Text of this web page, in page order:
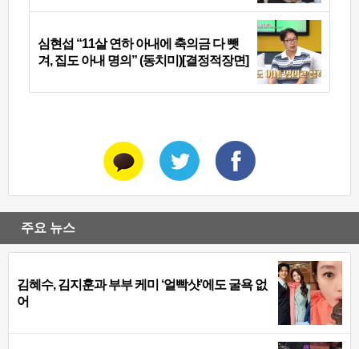
심현섭 “11살 연하 아내에 축의금 다 뺏
겨, 집도 아내 명의” (동치미)[결정적장면]
주요 뉴스
김혜수, 김지훈과 부부 케미 ‘얼빡샷’에도 굴욕 없
어